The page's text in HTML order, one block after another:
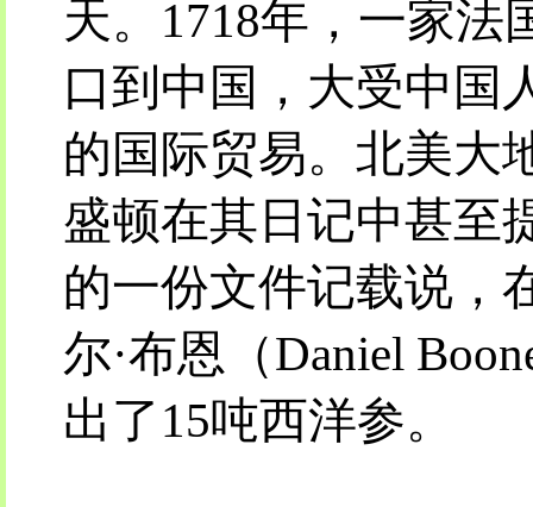
天。1718年，一家法
口到中国，大受中国
的国际贸易。北美大
盛顿在其日记中甚至
的一份文件记载说，
尔·布恩（Daniel
出了15吨西洋参。